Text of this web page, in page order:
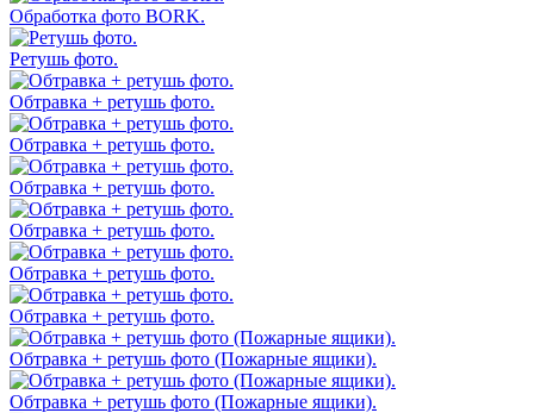
Обработка фото BORK.
Ретушь фото.
Обтравка + ретушь фото.
Обтравка + ретушь фото.
Обтравка + ретушь фото.
Обтравка + ретушь фото.
Обтравка + ретушь фото.
Обтравка + ретушь фото.
Обтравка + ретушь фото (Пожарные ящики).
Обтравка + ретушь фото (Пожарные ящики).